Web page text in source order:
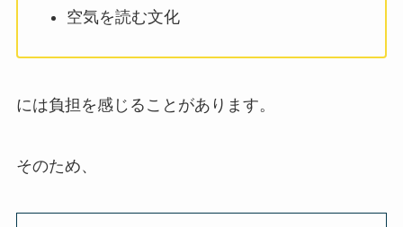
空気を読む文化
には負担を感じることがあります。
そのため、